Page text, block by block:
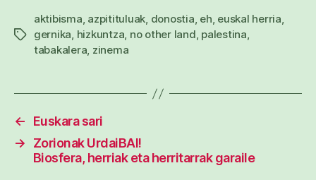
Etiketak
aktibisma, azpitituluak, donostia, eh, euskal herria,
gernika, hizkuntza, no other land, palestina,
tabakalera, zinema
←
Euskara sari
→
Zorionak UrdaiBAI!
Biosfera, herriak eta herritarrak garaile